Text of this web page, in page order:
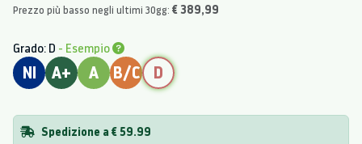
Prezzo più basso negli ultimi 30gg: € 389,99
Grado: D - Esempio
NI A+ A B/C D
Spedizione a € 59.99